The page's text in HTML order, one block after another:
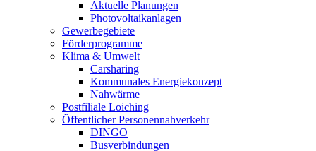
Aktuelle Planungen
Photovoltaikanlagen
Gewerbegebiete
Förderprogramme
Klima & Umwelt
Carsharing
Kommunales Energiekonzept
Nahwärme
Postfiliale Loiching
Öffentlicher Personennahverkehr
DINGO
Busverbindungen